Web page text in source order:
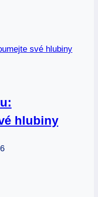
hlubiny